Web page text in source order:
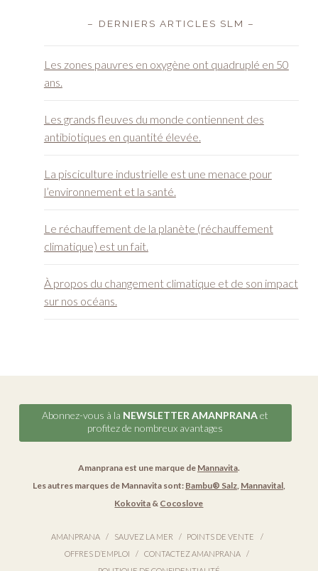
– DERNIERS ARTICLES SLM –
Les zones pauvres en oxygène ont quadruplé en 50
ans.
Les grands fleuves du monde contiennent des
antibiotiques en quantité élevée.
La pisciculture industrielle est une menace pour
l’environnement et la santé.
Le réchauffement de la planète (réchauffement
climatique) est un fait.
À propos du changement climatique et de son impact
sur nos océans.
Abonnez-vous à la NEWSLETTER AMANPRANAet
profitez de nombreux avantages
Amanprana est une marque de Mannavita.
Les autres marques de Mannavita sont: Bambu® Salz, Mannavital,
Kokovita & Cocoslove
AMANPRANA SAUVEZ LA MER
POINTS DE VENTE
OFFRES D’EMPLOI
CONTACTEZ AMANPRANA